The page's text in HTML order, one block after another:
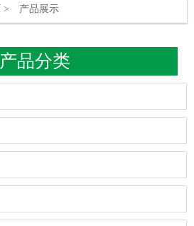
> 产品展示
产品分类